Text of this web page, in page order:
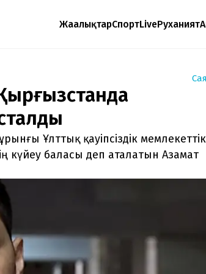
ЖаңалықтарСпортLiveРуханият
Ұлттық қауіпсіздік мемлекеттік
күйеу баласы деп аталатын Азамат